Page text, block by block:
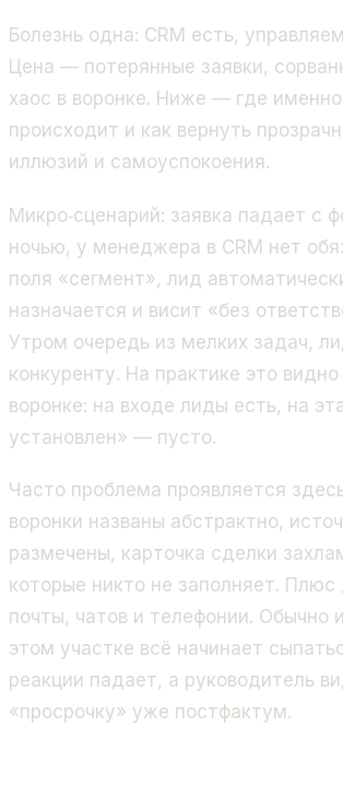
Болезнь одна: CRM есть,
Цена — потерянные заявки,
хаос в воронке. Ниже — где
происходит и как вернуть
иллюзий и самоуспокоения.
Микро‑сценарий: заявка падает с
ночью, у менеджера в CRM нет
поля «сегмент», лид
назначается и висит «без
Утром очередь из мелких задач,
конкуренту. На практике это
воронке: на входе лиды есть, на
установлен» — пусто.
Часто проблема проявляется
воронки названы абстрактно,
размечены, карточка сделки
которые никто не заполняет. Плюс
почты, чатов и телефонии. Обычно
этом участке всё начинает
реакции падает, а руководитель
«просрочку» уже постфактум.